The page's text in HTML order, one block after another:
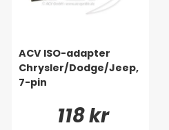
ACV ISO-adapter
Chrysler/Dodge/Jeep,
7-pin
118 kr